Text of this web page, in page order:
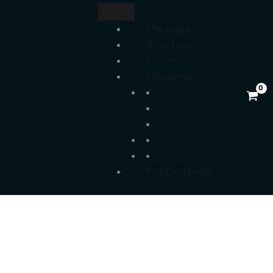
Startseite
Über Uns
Kontakt
Kategorien
AnkaVertriebs